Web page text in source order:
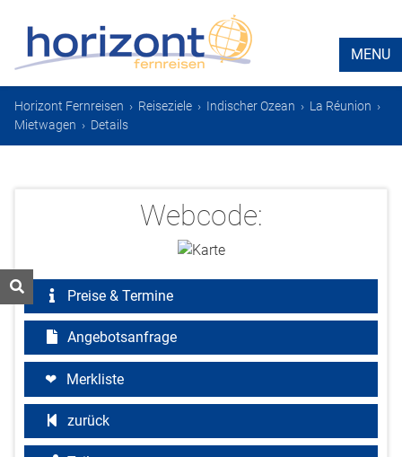
MENU
Horizont Fernreisen › Reiseziele › Indischer Ozean › La Réunion ›
Mietwagen › Details
Webcode:
Preise & Termine
Angebotsanfrage
Merkliste
zurück